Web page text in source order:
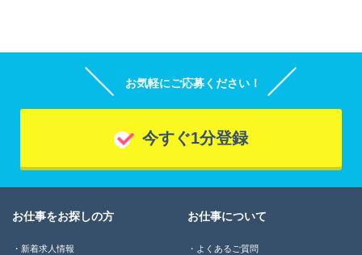
お気軽にご応募ください！
今すぐ1分登録
お仕事をお探しの方
新着求人情報
お仕事について
よくあるご質問